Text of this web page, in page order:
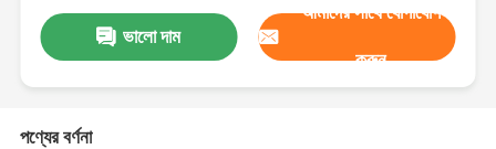
ভালো দাম
আমাদের সাথে যোগাযোগ
করুন
পণ্যের বর্ণনা